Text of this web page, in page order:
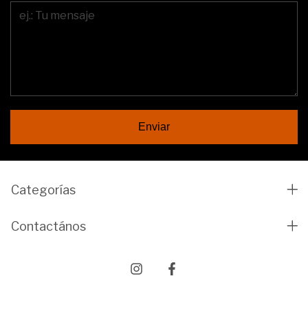
Enviar
Categorías
Contactános